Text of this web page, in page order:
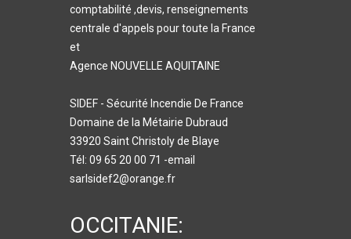
comptabilité ,devis, renseignements
centrale d'appels pour toute la France
et
Agence NOUVELLE AQUITAINE
SIDEF - Sécurité Incendie De France
Domaine de la Métairie Dubraud
33920 Saint Christoly de Blaye
Tél: 09 65 20 00 71 -email
sarlsidef2@orange.fr
OCCITANIE: